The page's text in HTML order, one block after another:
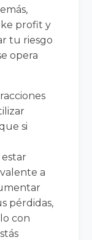
profit y
tu riesgo
opera
si
a
pérdidas,
con